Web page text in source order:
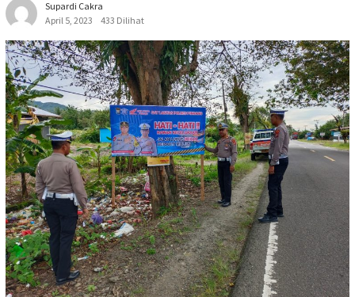
Supardi Cakra
April 5, 2023
433 Dilihat